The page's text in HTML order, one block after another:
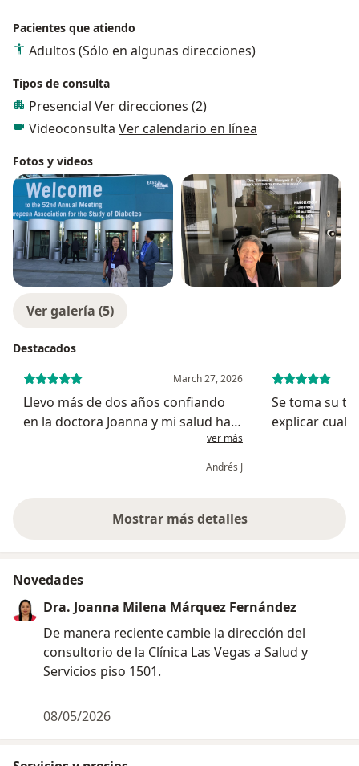
Pacientes que atiendo
Adultos (Sólo en algunas direcciones)
Tipos de consulta
Presencial Ver direcciones (2)
Videoconsulta Ver calendario en línea
Fotos y videos
Ver galería (5)
Destacados
March 27, 2026
Llevo más de dos años confiando
en la doctora Joanna y mi salud ha
ver más
Andrés J
Se toma su
explicar
Mostrar más detalles
sobre la experiencia
Novedades
Dra. Joanna Milena Márquez Fernández
De manera reciente cambie la dirección del
consultorio de la Clínica Las Vegas a Salud y
Servicios piso 1501.
08/05/2026